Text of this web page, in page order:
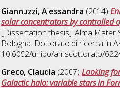
Giannuzzi, Alessandra (2014)
solar concentrators by controlled
[Dissertation thesis], Alma Mater
Bologna. Dottorato di ricerca in
10.6092/unibo/amsdottorato/
Greco, Claudia (2007)Looking
Galactic halo: variable stars in